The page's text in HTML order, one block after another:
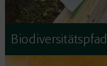
Biodiversitätspfad